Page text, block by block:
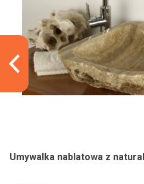
Umywalka nablatowa z